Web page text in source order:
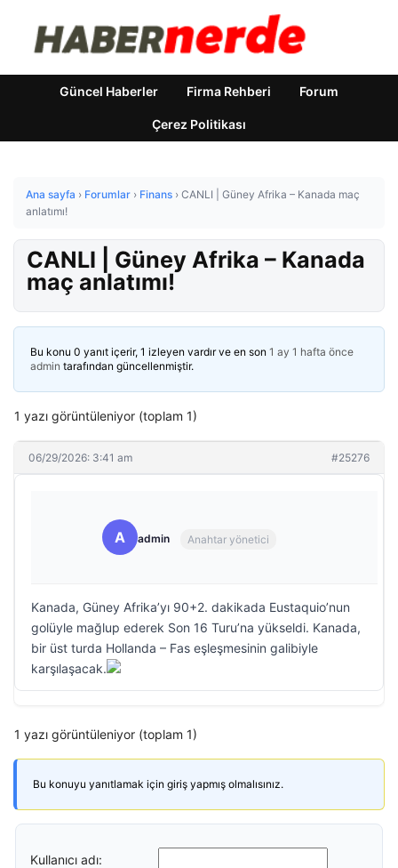
Güncel Haberler Firma Rehberi Forum
Çerez Politikası
Ana sayfa › Forumlar › Finans › CANLI | Güney Afrika – Kanada maç
anlatımı!
CANLI | Güney Afrika – Kanada
maç anlatımı!
Bu konu 0 yanıt içerir, 1 izleyen vardır ve en son 1 ay 1 hafta önce
admin tarafından güncellenmiştir.
1 yazı görüntüleniyor (toplam 1)
06/29/2026: 3:41 am #25276
A admin Anahtar yönetici
Kanada, Güney Afrika’yı 90+2. dakikada Eustaquio’nun
golüyle mağlup ederek Son 16 Turu’na yükseldi. Kanada,
bir üst turda Hollanda – Fas eşleşmesinin galibiyle
karşılaşacak.
1 yazı görüntüleniyor (toplam 1)
Bu konuyu yanıtlamak için giriş yapmış olmalısınız.
Kullanıcı adı: